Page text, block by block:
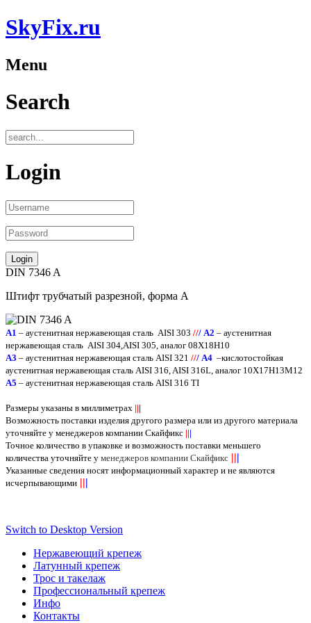
SkyFix.ru
Menu
Search
Login
DIN 7346 A
Штифт трубчатый разрезной, форма А
A1 – аустенитная нержавеющая сталь AISI 303 /// А2 – аустенитная
нержавеющая сталь AISI 304, AISI 305, аналог 08Х18Н10
А3 – аустенитная нержавеющая сталь AISI 321 /// А4 –кислотостойкая
аустенитная нержавеющая сталь AISI 316, AISI 316L , аналог 10Х17Н13М12
А5 – аустенитная нержавеющая сталь AISI 316 TI
Размеры указаны в миллиметрах |||
Возможность поставки изделия другого размера или из другого материала
уточняйте у менеджеров компании Скайфикс |||
Точное количество в упаковке и возможность поставки меньшего
количества уточняйте у менеджеров компании Скайфикс |||
Указанные сведения носят информационный характер и не являются
исчерпывающими |||
Switch to Desktop Version
Нержавеющий крепеж
Латунный крепеж
Трос и такелаж
Профессиональный крепеж
Инфо
Контакты